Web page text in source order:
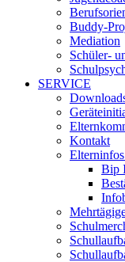
Buddy-
Mediation
Schüler-
SERVICE
Kontakt
Bip